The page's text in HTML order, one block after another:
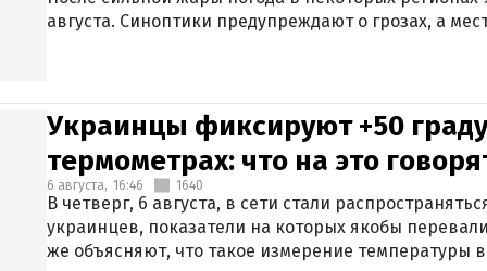
августа. Синоптики предупреждают о грозах, а
Украинцы фиксируют +50
термометрах: что на это
6 августа, 16:46 1640
В четверг, 6 августа, в сети стали
украинцев, показатели на которых якобы
же объясняют, что такое измерение температуры